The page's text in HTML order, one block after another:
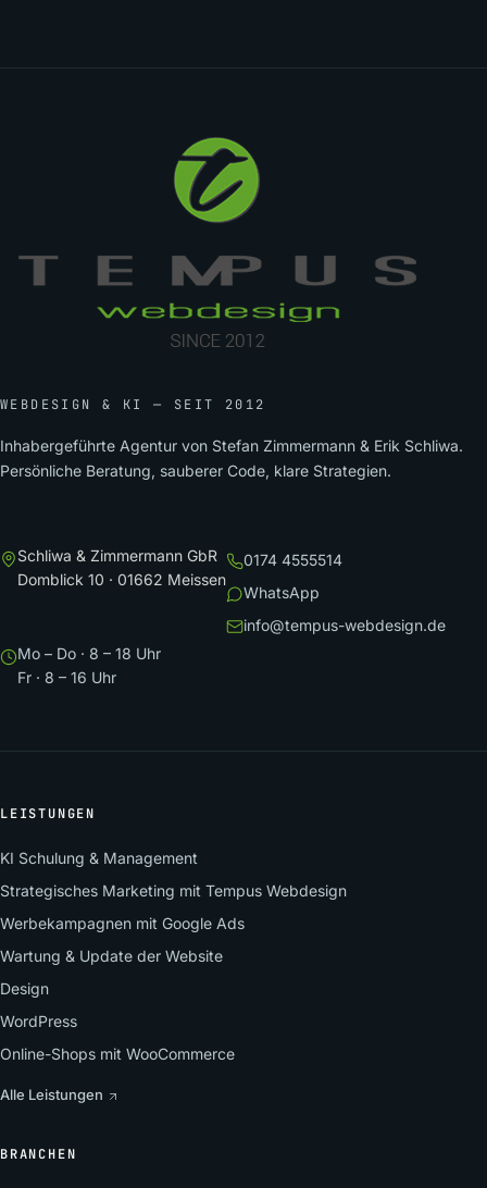
WEBDESIGN & KI — SEIT 2012
Inhabergeführte Agentur von Stefan Zimmermann & Erik Schliwa.
Persönliche Beratung, sauberer Code, klare Strategien.
Schliwa & Zimmermann GbR
Domblick 10 · 01662 Meissen
0174 4555514
WhatsApp
info@tempus-webdesign.de
Mo – Do · 8 – 18 Uhr
Fr · 8 – 16 Uhr
LEISTUNGEN
KI Schulung & Management
Strategisches Marketing mit Tempus Webdesign
Werbekampagnen mit Google Ads
Wartung & Update der Website
Design
WordPress
Online-Shops mit WooCommerce
Alle Leistungen
BRANCHEN